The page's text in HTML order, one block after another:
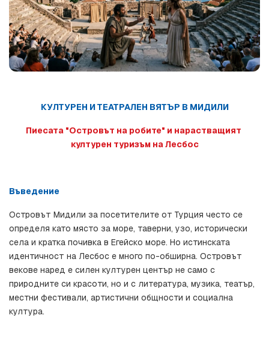
КУЛТУРЕН И ТЕАТРАЛЕН ВЯТЪР В МИДИЛИ
Пиесата "Островът на робите" и нарастващият
културен туризъм на Лесбос
Въведение
Островът Мидили за посетителите от Турция често се
определя като място за море, таверни, узо, исторически
села и кратка почивка в Егейско море. Но истинската
идентичност на Лесбос е много по-обширна. Островът
векове наред е силен културен център не само с
природните си красоти, но и с литература, музика, театър,
местни фестивали, артистични общности и социална
култура.